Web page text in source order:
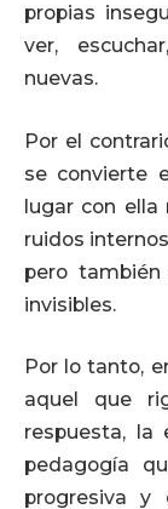
propias
ver,
nuevas.
Por el
se convierte
lugar con ella
ruidos
pero
invisibles.
Por lo tanto,
aquel que
respuesta, la
pedagogía
progresiva y